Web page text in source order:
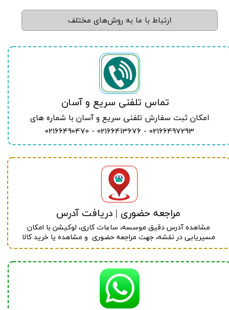
ارتباط با ما به روش‌های مختلف
مراجعه حضوری | دریافت آدرس
مشاهده آدرس دقیق موسسه، ساعات کاری، لوکیشن با امکان
مسیریابی در نقشه، جهت مراجعه حضوری و مشاهده یا خرید کالا
امکان ثبت سفارش تلفنی سریع و آسان با شماره های
02166497293 - 02166413676 - 02166490470
​تماس تلفنی سریع و آسان